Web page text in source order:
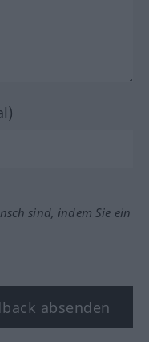
sind, indem Sie ein
absenden